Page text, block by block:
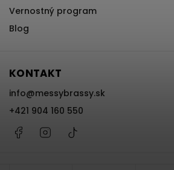
Vernostný program
Blog
KONTAKT
info@messybrassy.sk
+421 904 160 550
FacebookInstagram